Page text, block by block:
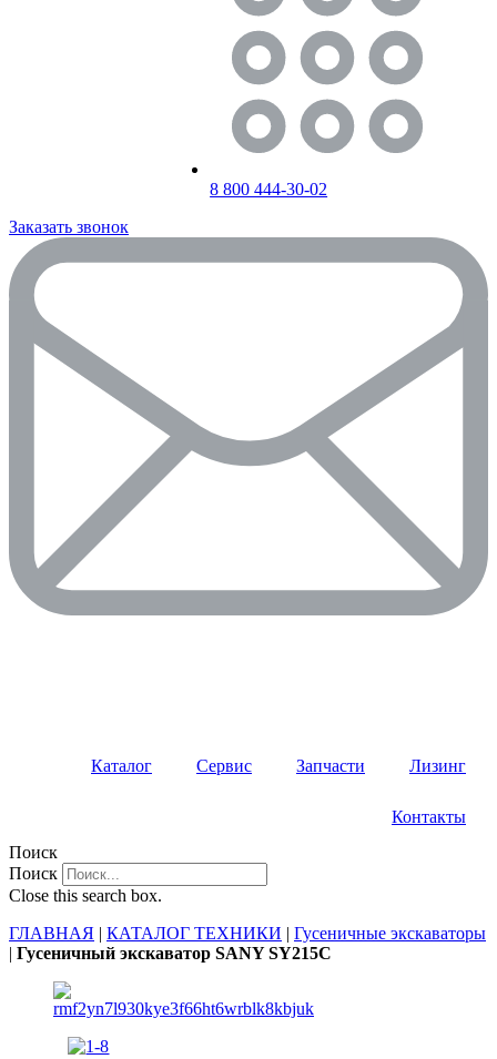
8 800 444-30-02
Заказать звонок
Каталог Сервис Запчасти Лизинг
Контакты
Поиск
Поиск
Close this search box.
ГЛАВНАЯ | КАТАЛОГ ТЕХНИКИ | Гусеничные экскаваторы
| Гусеничный экскаватор SANY SY215C